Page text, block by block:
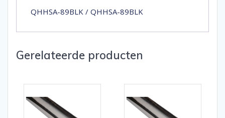
QHHSA-89BLK / QHHSA-89BLK
Gerelateerde producten